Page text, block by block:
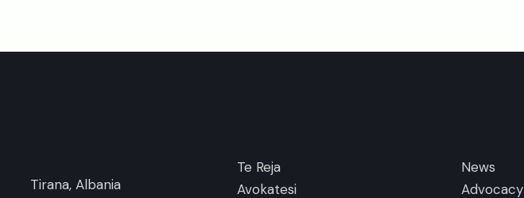
Tirana, Albania
Te Reja
Avokatesi
News
Advocacy